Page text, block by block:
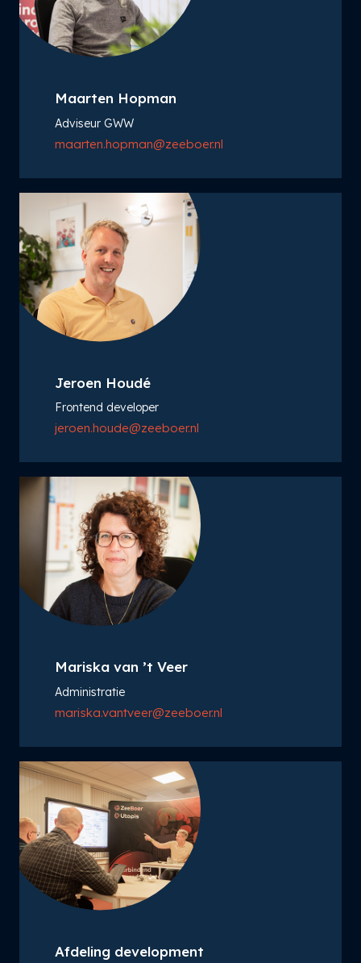
Maarten Hopman
Adviseur GWW
maarten.hopman@zeeboer.nl
Jeroen Houdé
Frontend developer
jeroen.houde@zeeboer.nl
Mariska van ’t Veer
Administratie
mariska.vantveer@zeeboer.nl
Afdeling development